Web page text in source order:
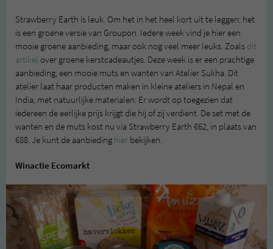
Strawberry Earth is leuk. Om het in het heel kort uit te leggen: het
is een groene versie van Groupon. Iedere week vind je hier een
mooie groene aanbieding, maar ook nog veel meer leuks. Zoals dit
artikel over groene kerstcadeautjes. Deze week is er een prachtige
aanbieding; een mooie muts en wanten van Atelier Sukha. Dit
atelier laat haar producten maken in kleine ateliers in Nepal en
India, met natuurlijke materialen. Er wordt op toegezien dat
iedereen de eerlijke prijs krijgt die hij of zij verdient. De set met de
wanten en de muts kost nu via Strawberry Earth €62, in plaats van
€88. Je kunt de aanbieding hier bekijken.
Winactie Ecomarkt